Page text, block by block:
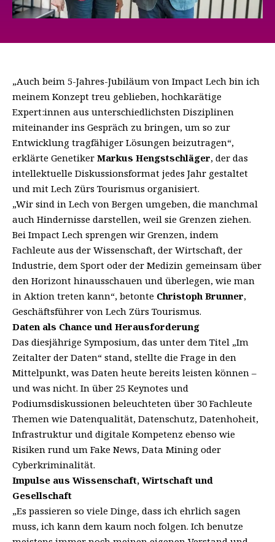
„Auch beim 5-Jahres-Jubiläum von Impact Lech bin ich
meinem Konzept treu geblieben, hochkarätige
Expert:innen aus unterschiedlichsten Disziplinen
miteinander ins Gespräch zu bringen, um so zur
Entwicklung tragfähiger Lösungen beizutragen“,
erklärte Genetiker Markus Hengstschläger, der das
intellektuelle Diskussionsformat jedes Jahr gestaltet
und mit Lech Zürs Tourismus organisiert.
„Wir sind in Lech von Bergen umgeben, die manchmal
auch Hindernisse darstellen, weil sie Grenzen ziehen.
Bei Impact Lech sprengen wir Grenzen, indem
Fachleute aus der Wissenschaft, der Wirtschaft, der
Industrie, dem Sport oder der Medizin gemeinsam über
den Horizont hinausschauen und überlegen, wie man
in Aktion treten kann“, betonte Christoph Brunner,
Geschäftsführer von Lech Zürs Tourismus.
Daten als Chance und Herausforderung
Das diesjährige Symposium, das unter dem Titel „Im
Zeitalter der Daten“ stand, stellte die Frage in den
Mittelpunkt, was Daten heute bereits leisten können –
und was nicht. In über 25 Keynotes und
Podiumsdiskussionen beleuchteten über 30 Fachleute
Themen wie Datenqualität, Datenschutz, Datenhoheit,
Infrastruktur und digitale Kompetenz ebenso wie
Risiken rund um Fake News, Data Mining oder
Cyberkriminalität.
Impulse aus Wissenschaft, Wirtschaft und
Gesellschaft
„Es passieren so viele Dinge, dass ich ehrlich sagen
muss, ich kann dem kaum noch folgen. Ich benutze